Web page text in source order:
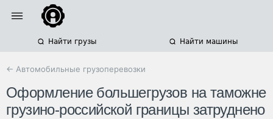
Найти грузы Найти машины
← Автомобильные грузоперевозки
Оформление большегрузов на таможне
грузино-российской границы затруднено